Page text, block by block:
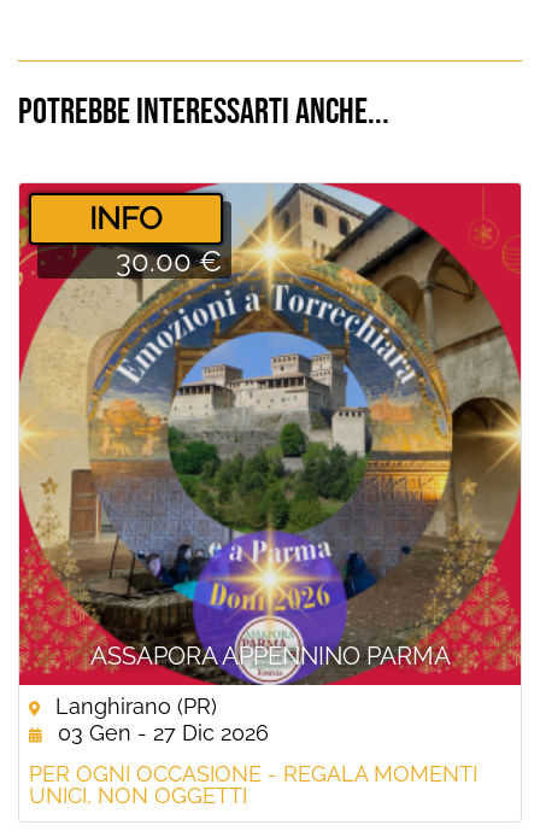
Potrebbe interessarti anche...
ASSAPORA APPENNINO PARMA
­INFO
30.00 €
Langhirano (PR)
03 Gen - 27 Dic 2026
PER OGNI OCCASIONE - REGALA MOMENTI
UNICI, NON OGGETTI